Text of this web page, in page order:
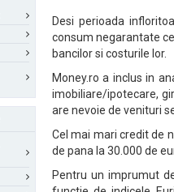
Desi perioada
consum negarantate
bancilor si costurile lor.
Money.ro a inclus in
imobiliare/ipotecare,
are nevoie de venituri
Cel mai mari credit de
de pana la 30.000 de
Pentru un imprumut